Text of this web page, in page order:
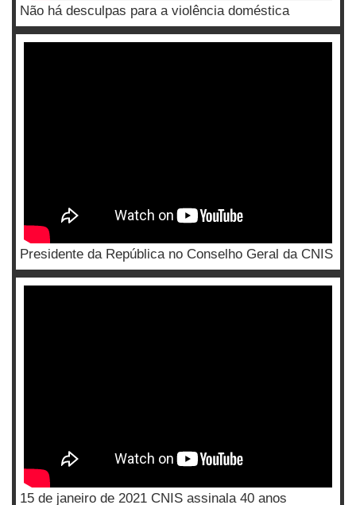
Não há desculpas para a violência doméstica
Presidente da República no Conselho Geral da CNIS
15 de janeiro de 2021 CNIS assinala 40 anos